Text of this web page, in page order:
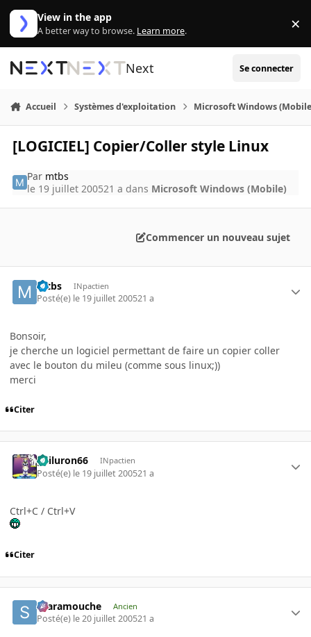
Aller au contenu
View in the app
A better way to browse. Learn more. ×
Next Se connecter
Accueil Systèmes d'exploitation Microsoft Windows
[LOGICIEL] Copier/Coller style Linux
Par mtbs
le 19 juillet 200521 a dans Microsoft Windows (Mobile)
Commencer un nouveau sujet
mtbs INpactien
Posté(e) le 19 juillet 200521 a
Bonsoir,
je cherche un logiciel permettant de faire un copier coller
avec le bouton du mileu (comme sous linux;))
merci
Citer
gailuron66 INpactien
Posté(e) le 19 juillet 200521 a
Ctrl+C / Ctrl+V
Citer
Scaramouche Ancien
Posté(e) le 20 juillet 200521 a